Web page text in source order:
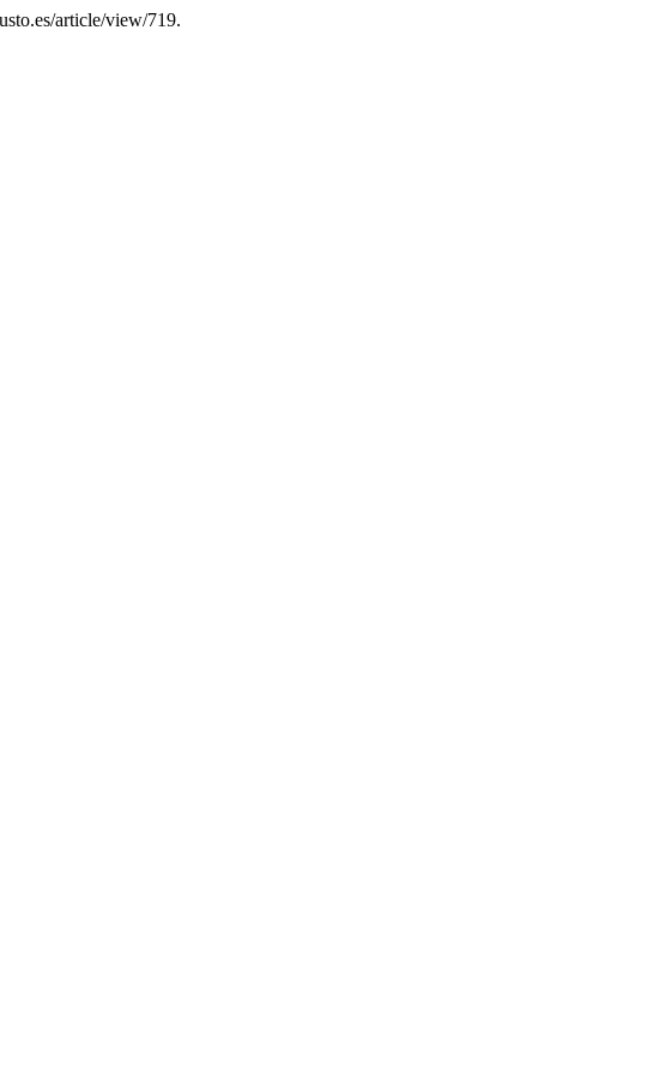
article/view/719.